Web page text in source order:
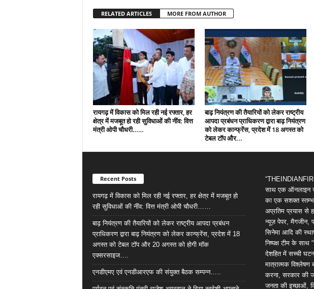
RELATED ARTICLES MORE FROM AUTHOR
रायगढ़ में विकास को मिल रही नई रफ्तार, हर
क्षेत्र में मजबूत हो रही सुविधाओं की नींव: वित्त
मंत्री ओपी चौधरी……
बाढ़ नियंत्रण की तैयारियों को लेकर राष्ट्रीय
आपदा प्रबंधन प्राधिकरण द्वारा बाढ़ नियंत्रण
को लेकर कान्फ्रेंस, प्रदेश में 18 अगस्त को
टेबल टॉप और...
Recent Posts
रायगढ़ में विकास को मिल रही नई रफ्तार, हर क्षेत्र में मजबूत हो
रही सुविधाओं की नींव: वित्त मंत्री ओपी चौधरी……
बाढ़ नियंत्रण की तैयारियों को लेकर राष्ट्रीय आपदा प्रबंधन
प्राधिकरण द्वारा बाढ़ नियंत्रण को लेकर कान्फ्रेंस, प्रदेश में 18
अगस्त को टेबल टॉप और 20 अगस्त को होगी मॉक
एक्सरसाइज….
एनडीएमए एवं एनडीआरएफ की संयुक्त बैठक सम्पन्न…..
साथ एक ऑनलाइन
का एक सशक्त
अप्रतिम प्रयास से
न्यूज़ पेपर, मैगजीन,
सिनेमा आदि की
निष्पक्ष टीम के
देशहित में सच्ची
मात्रात्मक
करना, सरकार की
जनता की इच्छाओं,